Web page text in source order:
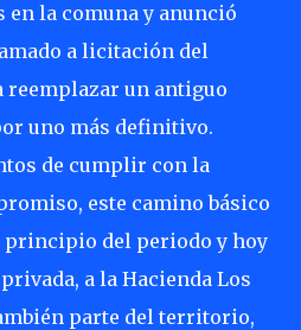
en la comuna y anunció
a licitación del
un antiguo
uno más definitivo.
de cumplir con la
este camino básico
principio del periodo y hoy
a la Hacienda Los
parte del territorio,